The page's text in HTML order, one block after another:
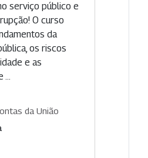
serviço público e
O curso
da
os riscos
e as
...
da União